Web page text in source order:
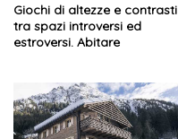
Giochi di altezze e contrasti
tra spazi introversi ed
estroversi. Abitare